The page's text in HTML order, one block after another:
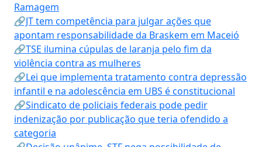
Ramagem
🔗JT tem competência para julgar ações que
apontam responsabilidade da Braskem em Maceió
🔗TSE ilumina cúpulas de laranja pelo fim da
violência contra as mulheres
🔗Lei que implementa tratamento contra depressão
infantil e na adolescência em UBS é constitucional
🔗Sindicato de policiais federais pode pedir
indenização por publicação que teria ofendido a
categoria